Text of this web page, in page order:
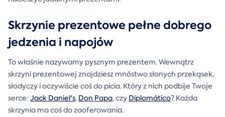
Skrzynie prezentowe pełne dobrego
jedzenia i napojów
To właśnie nazywamy pysznym prezentem. Wewnątrz
skrzyni prezentowej znajdziesz mnóstwo słonych przekąsek,
słodyczy i oczywiście coś do picia. Który z nich podbije Twoje
serce: Jack Daniel's, Don Papa, czy Diplomático? Każda
skrzynia ma coś do zaoferowania.